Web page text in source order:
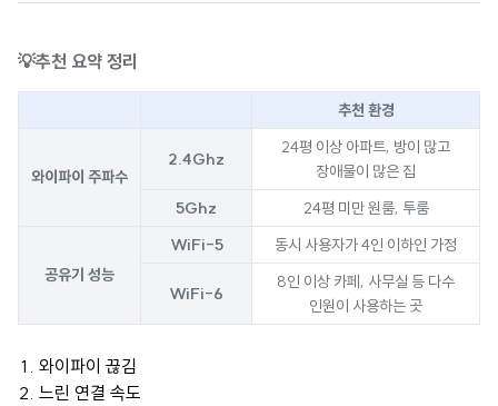
💡추천 요약 정리
추천 환경
와이파이 주파수
2.4Ghz
24평 이상 아파트, 방이 많고
장애물이 많은 집
5Ghz
24평 미만 원룸, 투룸
공유기 성능
WiFi-5 동시 사용자가 4인 이하인 가정
WiFi-6
8인 이상 카페, 사무실 등 다수
인원이 사용하는 곳
와이파이 끊김
느린 연결 속도